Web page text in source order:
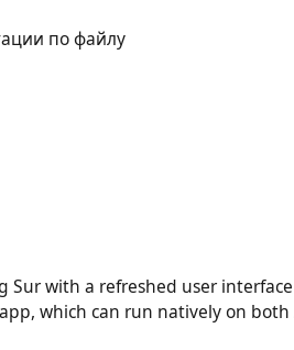
по файлу
Sur with a refreshed user
which can run natively on